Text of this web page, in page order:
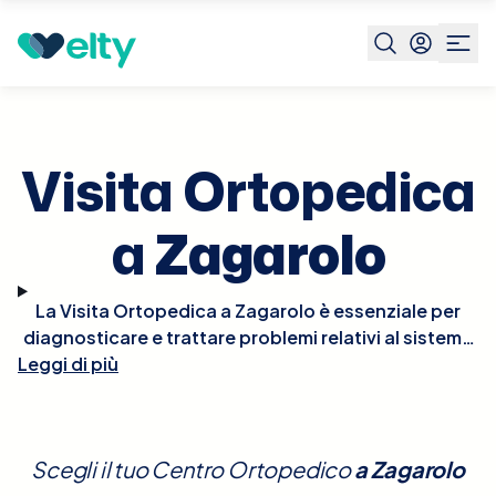
Prenota visita Zagarolo
Visita Ortopedica
aZagarolo
La Visita Ortopedica a Zagarolo è essenziale per
diagnosticare e trattare problemi relativi al sistema
muscolo-scheletrico, come fratture, distorsioni,
fisico dettagliato, potrebbe richiedere radiografie o
Leggi di più
Scegli il tuo Centro OrtopedicoaZagarolo